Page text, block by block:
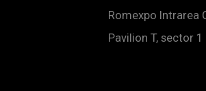
Romexpo Intrarea
Pavilion T, sector 1